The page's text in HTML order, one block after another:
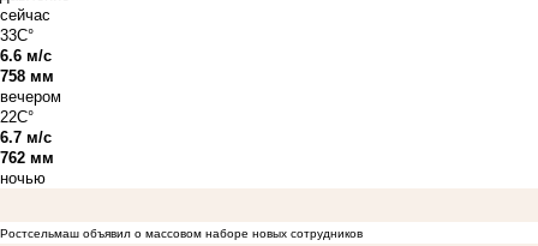
сейчас
33C°
6.6 м/с
758 мм
вечером
22C°
6.7 м/с
762 мм
ночью
Ростсельмаш объявил о массовом наборе новых сотрудников